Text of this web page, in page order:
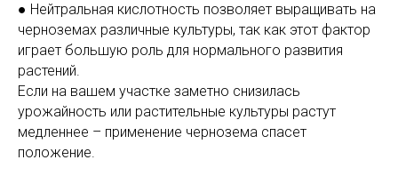
● Нейтральная кислотность позволяет выращивать на
черноземах различные культуры, так как этот фактор
играет большую роль для нормального развития
растений.
Если на вашем участке заметно снизилась
урожайность или растительные культуры растут
медленнее – применение чернозема спасет
положение.